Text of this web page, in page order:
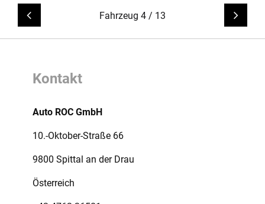
MESSAGELink ohne TextFahrzeug 4 / 13
Kontakt
Auto ROC GmbH
10.-Oktober-Straße 66
9800 Spittal an der Drau
Österreich